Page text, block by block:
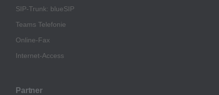
SIP-Trunk: blueSIP
Teams Telefonie
Online-Fax
Internet-Access
Partner